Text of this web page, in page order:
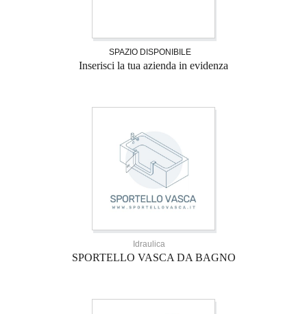
SPAZIO DISPONIBILE
Inserisci la tua azienda in evidenza
Idraulica
SPORTELLO VASCA DA BAGNO